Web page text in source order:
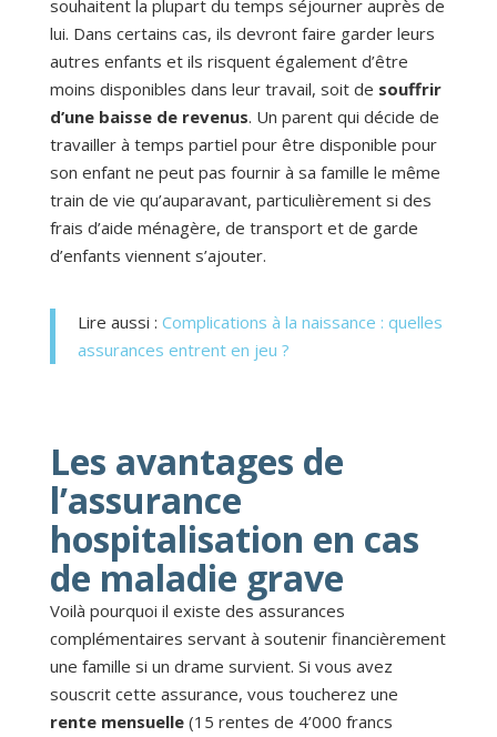
souhaitent la plupart du temps séjourner auprès de
lui. Dans certains cas, ils devront faire garder leurs
autres enfants et ils risquent également d’être
moins disponibles dans leur travail, soit de souffrir
d’une baisse de revenus. Un parent qui décide de
travailler à temps partiel pour être disponible pour
son enfant ne peut pas fournir à sa famille le même
train de vie qu’auparavant, particulièrement si des
frais d’aide ménagère, de transport et de garde
d’enfants viennent s’ajouter.
Lire aussi : Complications à la naissance : quelles
assurances entrent en jeu ?
Les avantages de
l’assurance
hospitalisation en cas
de maladie grave
Voilà pourquoi il existe des assurances
complémentaires servant à soutenir financièrement
une famille si un drame survient. Si vous avez
souscrit cette assurance, vous toucherez une
rente mensuelle(15 rentes de 4’000 francs